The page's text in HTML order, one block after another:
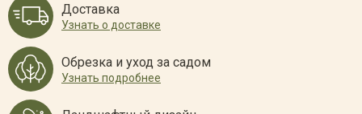
Доставка
Узнать о доставке
Обрезка и уход за садом
Узнать подробнее